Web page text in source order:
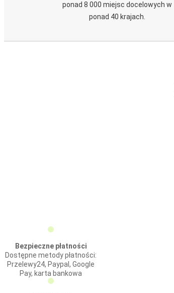
ponad 8 000 miejsc docelowych w
ponad 40 krajach.
Bezpieczne płatności
Dostępne metody płatności:
Przelewy24, Paypal, Google
Pay, karta bankowa